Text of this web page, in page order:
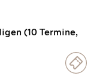
(10 Termine,